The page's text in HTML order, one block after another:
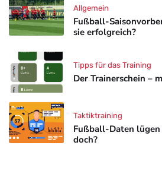
Fußball-
sie erfolgreich?
Allgemein
Der Trainerschein –
Tipps für das Training
Fußball-Daten
doch?
Taktiktraining